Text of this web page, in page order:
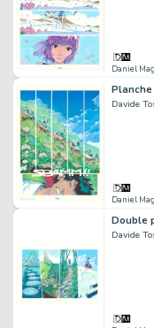
Daniel
Planche
Davide
Daniel
Davide